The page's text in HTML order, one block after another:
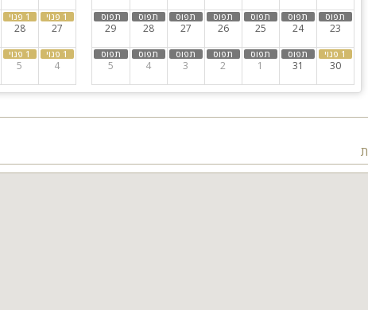
23
24
25
26
27
28
29
30
31
1
2
3
4
5
27
28
4
5